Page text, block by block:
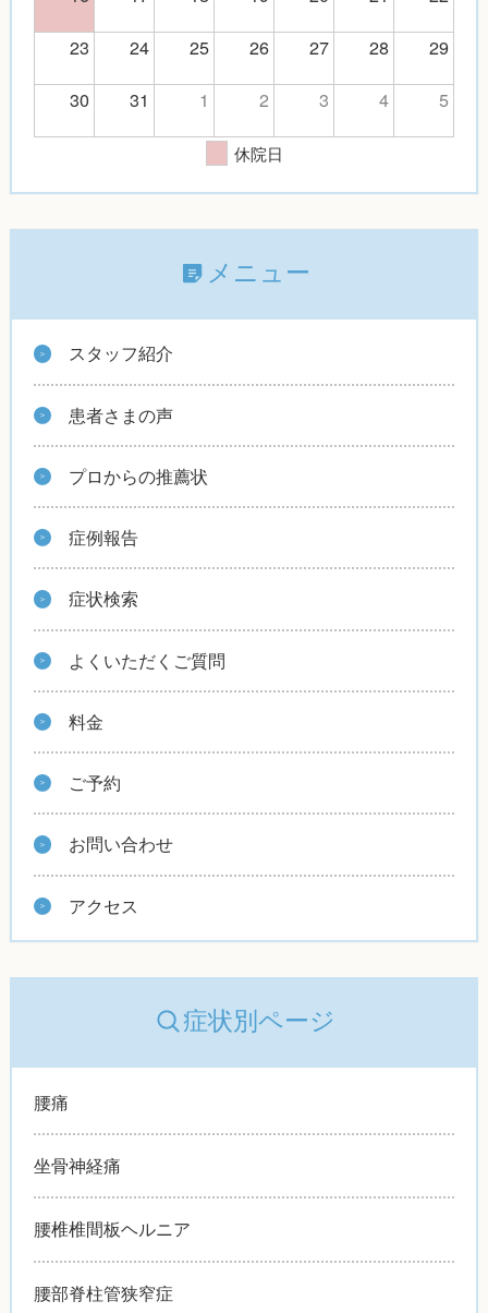
23
24 25 26 27 28
29
30
31 1 2 3 4 5
休院日
メニュー
スタッフ紹介
患者さまの声
プロからの推薦状
症例報告
症状検索
よくいただくご質問
料金
ご予約
お問い合わせ
アクセス
症状別ページ
腰痛
坐骨神経痛
腰椎椎間板ヘルニア
腰部脊柱管狭窄症